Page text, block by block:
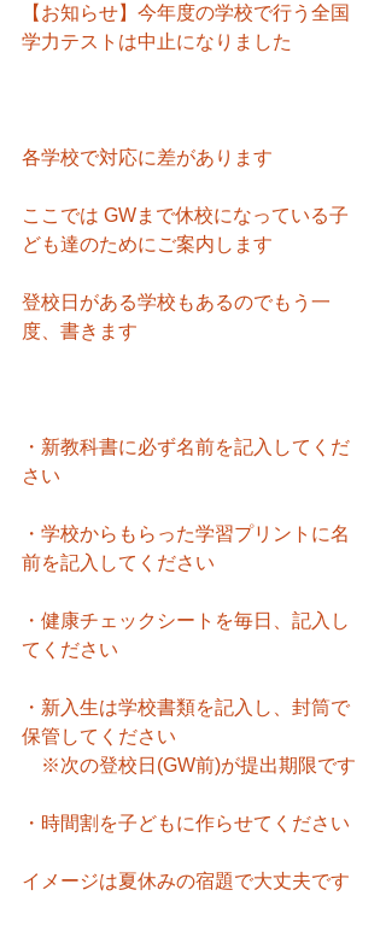
【お知らせ】今年度の学校で行う全国
学力テストは中止になりました
各学校で対応に差があります
ここでは GWまで休校になっている子
ども達のためにご案内します
登校日がある学校もあるのでもう一
度、書きます
・新教科書に必ず名前を記入してくだ
さい
・学校からもらった学習プリントに名
前を記入してください
・健康チェックシートを毎日、記入し
てください
・新入生は学校書類を記入し、封筒で
保管してください
※次の登校日(GW前)が提出期限です
・時間割を子どもに作らせてください
イメージは夏休みの宿題で大丈夫です